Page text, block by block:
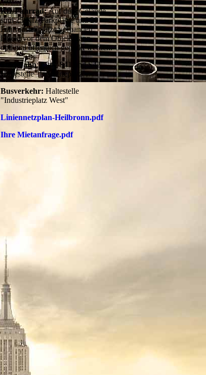
Kfz/Fahrrad:Auf dem Gelände
sind 25 Kfz-Parkplätze und 20
Fahrradstellplätze vorhanden.
Direkt vor dem Objekt kann
optional öffentlich geparkt werden.
Stadtbahn: Linie S41 und S42,
Haltestelle "Industrieplatz".
Busverkehr: Haltestelle
"Industrieplatz West"
Liniennetzplan-Heilbronn.pdf
Ihre Mietanfrage.pdf